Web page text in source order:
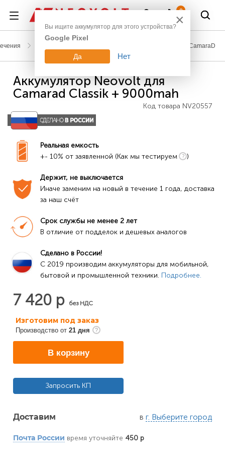
0
CamaraD
Аккумулятор Neovolt для
Camarad Classik + 9000mah
Код товара NV20557
Реальная емкость
+- 10% от заявленной (Как мы тестируем
)
Держит, не выключается
Иначе заменим на новый в течение 1 года, доставка
за наш счёт
Срок службы не менее 2 лет
В отличие от подделок и дешевых аналогов
Сделано в России!
C 2019 производим аккумуляторы для мобильной,
бытовой и промышленной техники. Подробнее.
7 420 р без НДС
Изготовим под заказ
Производство от 21 дня
В корзину
Запросить КП
Доставим в г. Выберите город
Почта России время уточняйте 450 р
×
Вы ищите аккумулятор для этого устройства?
Google Pixel
Да Нет